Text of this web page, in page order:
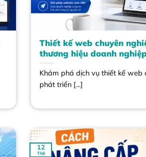
Thiết kế web chuyên
thương hiệu doanh nghiệp
Khám phá dịch vụ thiết kế web
phát triển [...]
12
Th6